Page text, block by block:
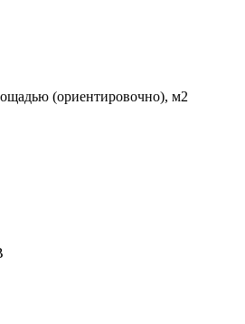
(ориентировочно), м2